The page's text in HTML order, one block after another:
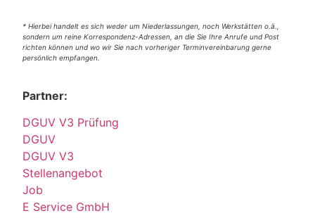
* Hierbei handelt es sich weder um Niederlassungen, noch Werkstätten o.ä.,
sondern um reine Korrespondenz-Adressen, an die Sie Ihre Anrufe und Post
richten können und wo wir Sie nach vorheriger Terminvereinbarung gerne
persönlich empfangen.
Partner:
DGUV V3 Prüfung
DGUV
DGUV V3
Stellenangebot
Job
E Service GmbH